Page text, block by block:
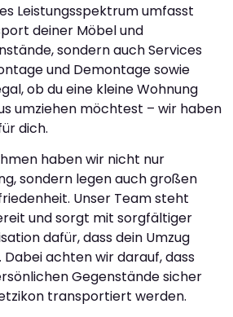
Leistungsspektrum umfasst
deiner Möbel und
sondern auch Services
und Demontage sowie
ob du eine kleine Wohnung
umziehen möchtest – wir haben
dich.
haben wir nicht nur
sondern legen auch großen
Unser Team steht
und sorgt mit sorgfältiger
dafür, dass dein Umzug
achten wir darauf, dass
Gegenstände sicher
transportiert werden.